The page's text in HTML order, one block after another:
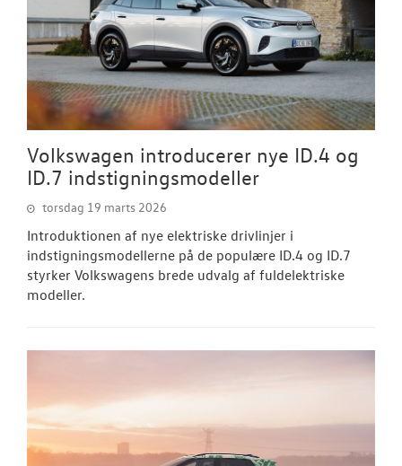
Volkswagen introducerer nye ID.4 og
ID.7 indstigningsmodeller
torsdag 19 marts 2026
Introduktionen af nye elektriske drivlinjer i
indstigningsmodellerne på de populære ID.4 og ID.7
styrker Volkswagens brede udvalg af fuldelektriske
modeller.